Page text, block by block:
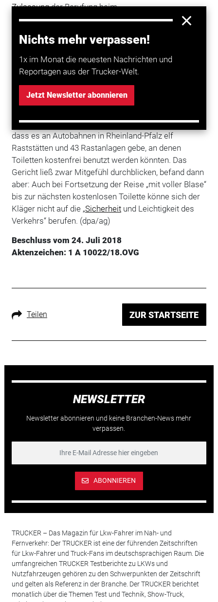
Nichts mehr verpassen!
1x im Monat die neuesten Nachrichten und
Reportagen aus der Trucker-Welt.
Jetzt Newsletter abonnieren
Zulassungder Berufung beim
Bundesverwaltungsgericht lehnten sie ab.
In dem Streit ging es um die Toiletten eines Betreibers,
Gleichzeitig wird ein Wert-Bon über 50 Cent vergeben,
der in jeder Raststätte eingelöst werden kann, die
dieses Konzept unterstützt. Der Kläger hatte geltend
gemacht, dass Toilettenanlagen an
müssten. In der Begründung wies das OVG darauf hin,
dass es an Autobahnen in Rheinland-Pfalz elf
Raststätten und 43 Rastanlagen gebe, an denen
Toiletten kostenfrei benutzt werden könnten. Das
Gericht ließ zwar Mitgefühl durchblicken, befand dann
aber: Auch bei Fortsetzung der Reise „mit voller Blase“
bis zur nächsten kostenlosen Toilette könne sich der
Kläger nicht auf die „Sicherheitund Leichtigkeit des
Verkehrs“ berufen. (dpa/ag)
Beschluss vom 24. Juli 2018
Aktenzeichen: 1 A 10022/18.OVG
Teilen ZUR STARTSEITE
NEWSLETTER
Newsletter abonnieren und keine Branchen-News mehr
verpassen.
ABONNIEREN
TRUCKER – Das Magazin für Lkw-Fahrer im Nah- und
Fernverkehr: Der TRUCKER ist eine der führenden Zeitschriften
für Lkw-Fahrer und Truck-Fans im deutschsprachigen Raum. Die
umfangreichen TRUCKER Testberichte zu LKWs und
Nutzfahrzeugen gehören zu den Schwerpunkten der Zeitschrift
und gelten als Referenz in der Branche. Der TRUCKER berichtet
monatlich über die Themen Test und Technik, Show-Truck,